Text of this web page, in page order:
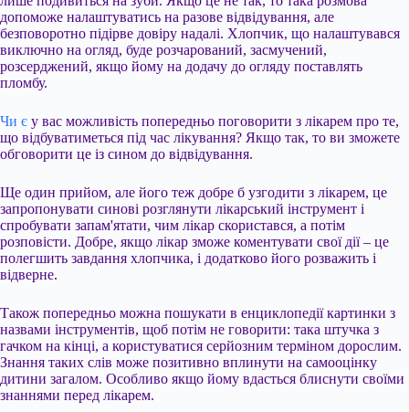
допоможе налаштуватись на разове відвідування, але
безповоротно підірве довіру надалі. Хлопчик, що налаштувався
виключно на огляд, буде розчарований, засмучений,
розсерджений, якщо йому на додачу до огляду поставлять
пломбу.
Чи є у вас можливість попередньо поговорити з лікарем про те,
що відбуватиметься під час лікування? Якщо так, то ви зможете
обговорити це із сином до відвідування.
Ще один прийом, але його теж добре б узгодити з лікарем, це
запропонувати синові розглянути лікарський інструмент і
спробувати запам'ятати, чим лікар скористався, а потім
розповісти. Добре, якщо лікар зможе коментувати свої дії – це
полегшить завдання хлопчика, і додатково його розважить і
відверне.
Також попередньо можна пошукати в енциклопедії картинки з
назвами інструментів, щоб потім не говорити: така штучка з
гачком на кінці, а користуватися серйозним терміном дорослим.
Знання таких слів може позитивно вплинути на самооцінку
дитини загалом. Особливо якщо йому вдасться блиснути своїми
знаннями перед лікарем.